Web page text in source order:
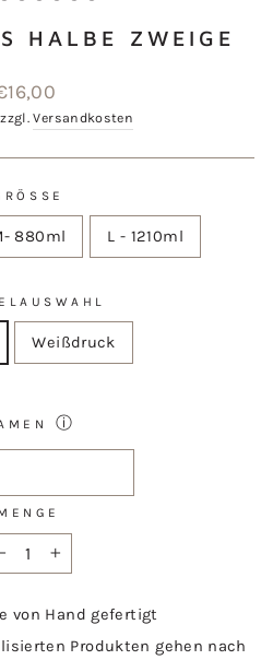
HALBE ZWEIGE
PreisVersandkosten
880ml L - 1210ml
Weißdruck
ⓘ
von Hand gefertigt
Produkten gehen nach